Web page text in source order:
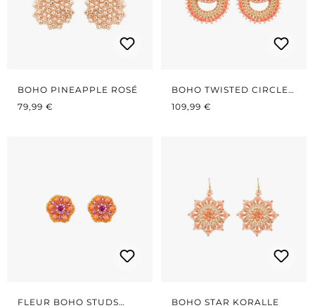
BOHO PINEAPPLE ROSÉ
REGULÄRER PREIS:
79,99 €
BOHO TWISTED CIRCLES
KORALLE
REGULÄRER PREIS:
109,99 €
FLEUR BOHO STUDS
BOHO STAR KORALLE